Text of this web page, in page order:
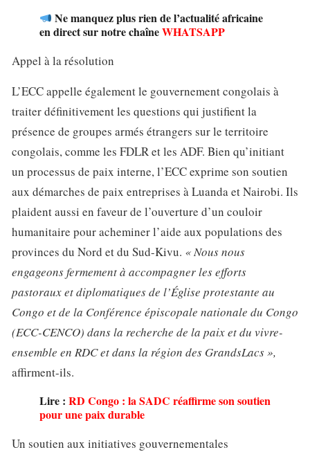
Ne manquez plus rien de l’actualité africaine
en direct sur notre chaîneWHATSAPP
Appel à la résolution
L’ECC appelle également le gouvernement congolais à
traiter définitivement les questions qui justifient la
présence de groupes armés étrangers sur le territoire
congolais, comme les FDLR et les ADF. Bien qu’initiant
un processus de paix interne, l’ECC exprime son soutien
aux démarches de paix entreprises à Luanda et Nairobi. Ils
plaident aussi en faveur de l’ouverture d’un couloir
humanitaire pour acheminer l’aide aux populations des
provinces du Nord et du Sud-Kivu. « Nous nous
engageons fermement à accompagner les efforts
pastoraux et diplomatiques de l’Église protestante au
Congo et de la Conférence épiscopale nationale du Congo
(ECC-CENCO) dans la recherche de la paix et du vivre-
ensemble en RDC et dans la région des GrandsLacs »,
affirment-ils.
Lire : RD Congo : la SADC réaffirme son soutien
pour une paix durable
Un soutien aux initiatives gouvernementales